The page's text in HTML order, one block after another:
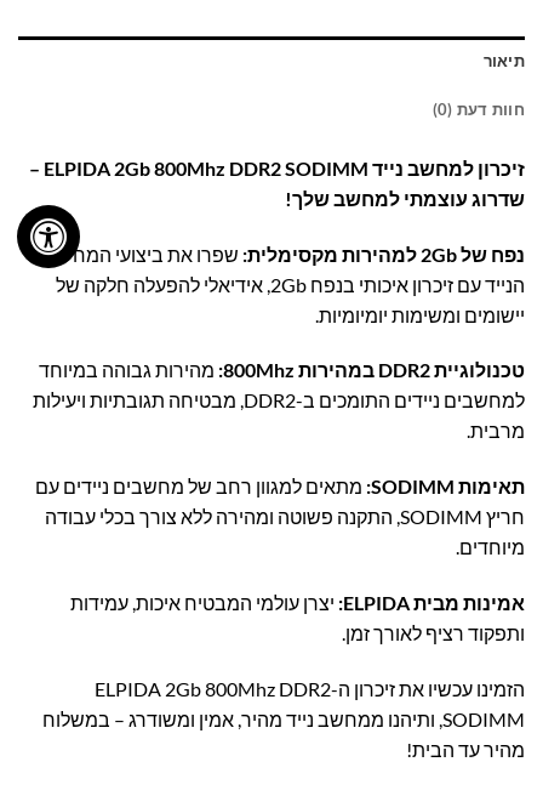
תיאור
חוות דעת (0)
זיכרון למחשב נייד ELPIDA 2Gb 800Mhz DDR2 SODIMM –
שדרוג עוצמתי למחשב שלך!
נפח של 2Gb למהירות מקסימלית:
שפרו את ביצועי המחשב
הנייד עם זיכרון איכותי בנפח 2Gb, אידיאלי להפעלה חלקה של
יישומים ומשימות יומיומיות.
טכנולוגיית DDR2 במהירות 800Mhz:
מהירות גבוהה במיוחד
למחשבים ניידים התומכים ב-DDR2, מבטיחה תגובתיות ויעילות
מרבית.
תאימות SODIMM:
מתאים למגוון רחב של מחשבים ניידים עם
חריץ SODIMM, התקנה פשוטה ומהירה ללא צורך בכלי עבודה
מיוחדים.
אמינות מבית ELPIDA:
יצרן עולמי המבטיח איכות, עמידות
ותפקוד רציף לאורך זמן.
הזמינו עכשיו את זיכרון ה-ELPIDA 2Gb 800Mhz DDR2
SODIMM, ותיהנו ממחשב נייד מהיר, אמין ומשודרג – במשלוח
מהיר עד הבית!